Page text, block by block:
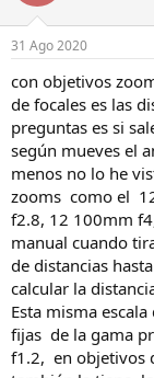
31 Ago 2020
con objetivos
de focales es las
preguntas es si
según mueves el
menos no lo he
zooms como el
f2.8, 12 100mm
manual cuando
de distancias
calcular la
Esta misma
fijas de la gama
f1.2, en objetivos